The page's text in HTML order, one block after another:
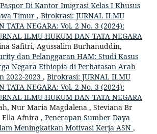
Di Kantor Imigrasi Kelas I Khusus
Timur , Birokrasi: JURNAL ILMU
TATA NEGARA: Vol. 2 No. 3 (2024):
ILMU HUKUM DAN TATA NEGARA
Safitri, Agussalim Burhanuddin,
dan Pelanggaran HAM: Studi Kasus
Negara Ethiopia di Perbatasan Arab
2022-2023 , Birokrasi: JURNAL ILMU
TATA NEGARA: Vol. 2 No. 3 (2024):
ILMU HUKUM DAN TATA NEGARA
Nur Maria Magdalena , Steviana Br
Ella Afnira , Penerapan Sumber Daya
Meningkatkan Motivasi Kerja ASN ,